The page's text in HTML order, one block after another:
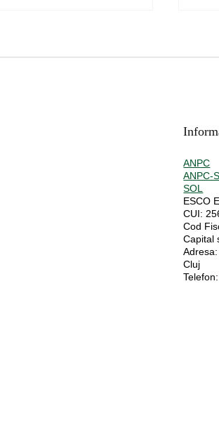
ANPC
ANPC-
SOL
ESCO
CUI:
Cod
Capital
Adresa:
Cluj
Telefon: